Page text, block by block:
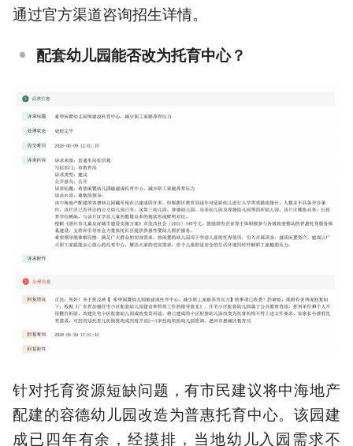
通过官方渠道咨询招生详情。
配套幼儿园能否改为托育中心？
针对托育资源短缺问题，有市民建议将中海地产
配建的容德幼儿园改造为普惠托育中心。该园建
成已四年有余，经摸排，当地幼儿入园需求不